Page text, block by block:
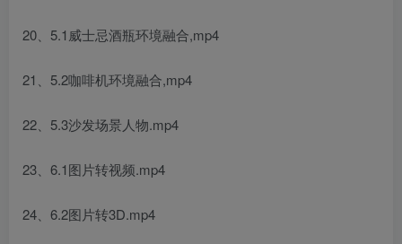
20、5.1威士忌酒瓶环境融合,mp4
21、5.2咖啡机环境融合,mp4
22、5.3沙发场景人物.mp4
23、6.1图片转视频.mp4
24、6.2图片转3D.mp4